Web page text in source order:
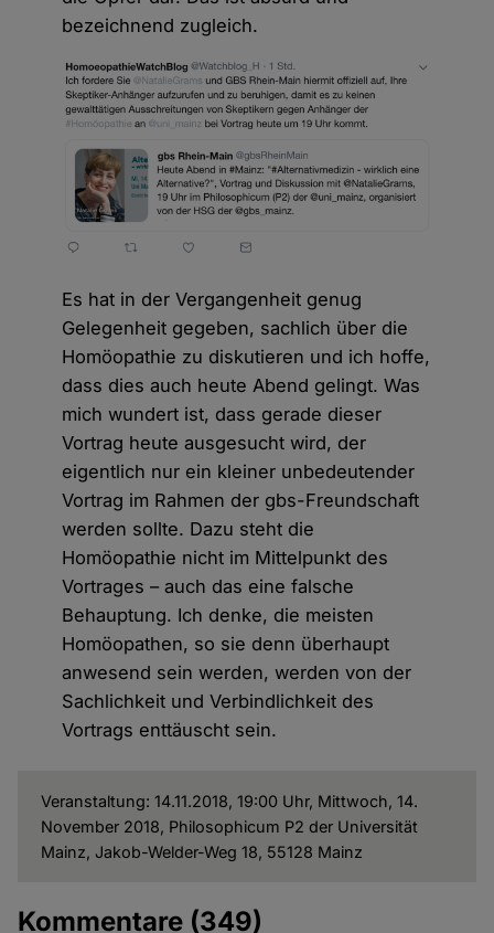
bezeichnend zugleich.
Es hat in der Vergangenheit genug
Gelegenheit gegeben, sachlich über die
Homöopathie zu diskutieren und ich hoffe,
dass dies auch heute Abend gelingt. Was
mich wundert ist, dass gerade dieser
Vortrag heute ausgesucht wird, der
eigentlich nur ein kleiner unbedeutender
Vortrag im Rahmen der gbs-Freundschaft
werden sollte. Dazu steht die
Homöopathie nicht im Mittelpunkt des
Vortrages – auch das eine falsche
Behauptung. Ich denke, die meisten
Homöopathen, so sie denn überhaupt
anwesend sein werden, werden von der
Sachlichkeit und Verbindlichkeit des
Vortrags enttäuscht sein.
Veranstaltung: 14.11.2018, 19:00 Uhr, Mittwoch, 14.
November 2018, Philosophicum P2 der Universität
Mainz, Jakob-Welder-Weg 18, 55128 Mainz
Kommentare (349)